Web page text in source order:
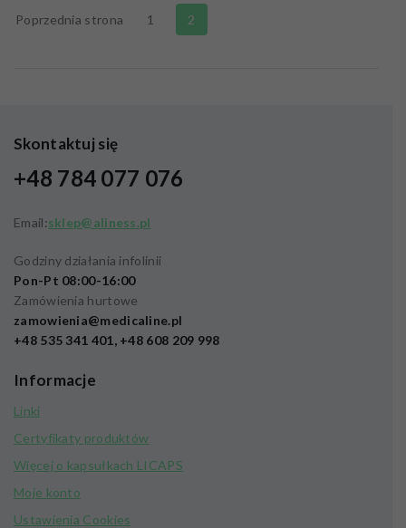
Poprzednia strona 1 2
Skontaktuj się
+48 784 077 076
Email:sklep@aliness.pl
Godziny działania infolinii
Pon-Pt 08:00-16:00
Zamówienia hurtowe
zamowienia@medicaline.pl
+48 535 341 401, +48 608 209 998
Informacje
Linki
Certyfikaty produktów
Więcej o kapsułkach LICAPS
Moje konto
Ustawienia Cookies